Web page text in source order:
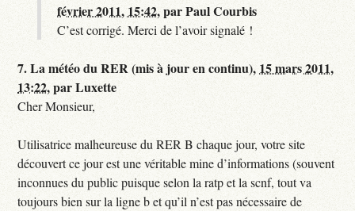
février 2011, 15:42,parPaul Courbis
C’est corrigé. Merci de l’avoir signalé !
7.La météo du RER (mis à jour en continu), 15 mars 2011,
13:22,parLuxette
Cher Monsieur,
Utilisatrice malheureuse du RER B chaque jour, votre site
découvert ce jour est une véritable mine d’informations (souvent
inconnues du public puisque selon la ratp et la scnf, tout va
toujours bien sur la ligne b et qu’il n’est pas nécessaire de